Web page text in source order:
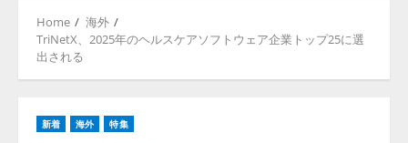
Home
海外
TriNetX、2025年のヘルスケアソフトウェア企業トップ25に選
出される
新着 海外 特集